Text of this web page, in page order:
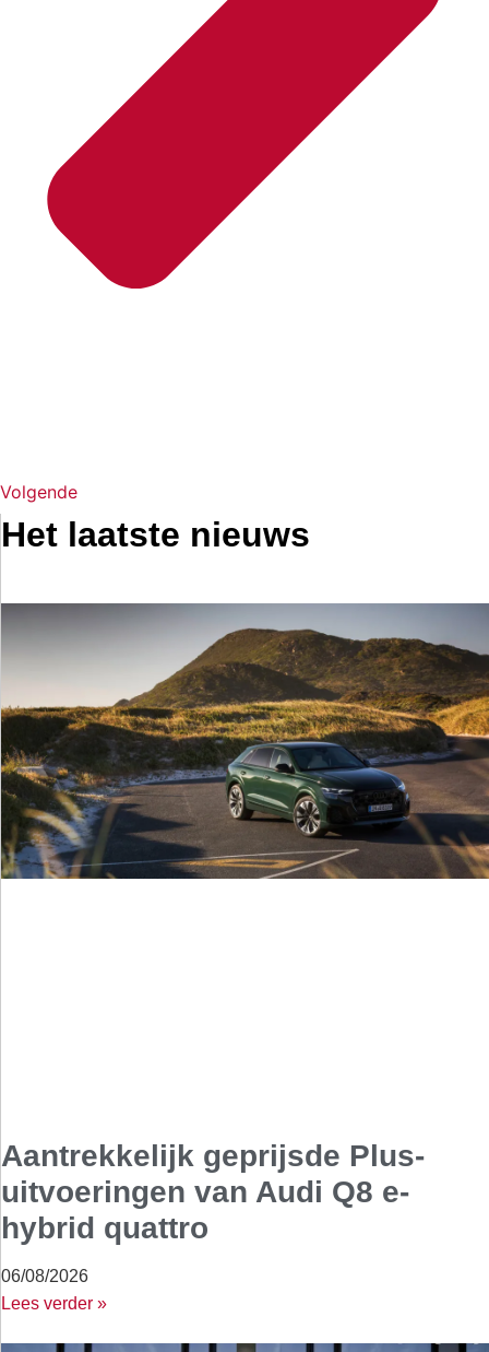
Volgende
Het laatste nieuws
Aantrekkelijk geprijsde Plus-
uitvoeringen van Audi Q8 e-
hybrid quattro
06/08/2026
Lees verder »